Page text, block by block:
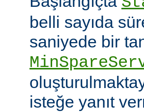
belli sayıda
saniyede bir
isteğe yanıt